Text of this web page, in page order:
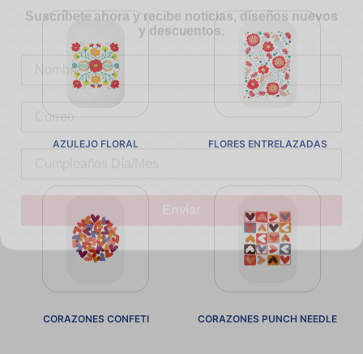
AZULEJO FLORAL FLORES ENTRELAZADAS
CORAZONES CONFETI CORAZONES PUNCH NEEDLE